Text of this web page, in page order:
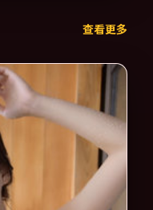
查看更多